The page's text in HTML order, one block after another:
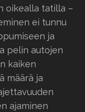
oikealla tatilla –
ei tunnu
ja
pelin autojen
kaiken
määrä ja
ajaminen